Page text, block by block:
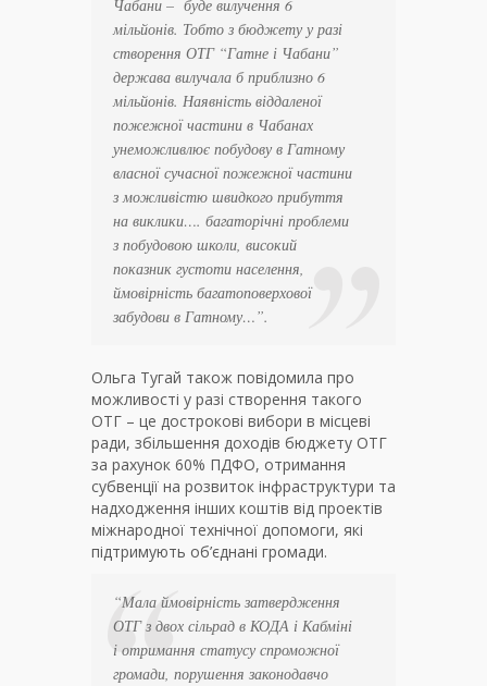
Чабани – буде вилучення 6
мільйонів. Тобто з бюджету у разі
створення ОТГ “Гатне і Чабани”
держава вилучала б приблизно 6
мільйонів. Наявність віддаленої
пожежної частини в Чабанах
унеможливлює побудову в Гатному
власної сучасної пожежної частини
з можливістю швидкого прибуття
на виклики…. багаторічні проблеми
з побудовою школи, високий
показник густоти населення,
ймовірність багатоповерхової
забудови в Гатному…”.
Ольга Тугай також повідомила про
можливості у разі створення такого
ОТГ – це дострокові вибори в місцеві
ради, збільшення доходів бюджету ОТГ
за рахунок 60% ПДФО, отримання
субвенції на розвиток інфраструктури та
надходження інших коштів від проектів
міжнародної технічної допомоги, які
підтримують об’єднані громади.
“Мала ймовірність затвердження
ОТГ з двох сільрад в КОДА і Кабміні
і отримання статусу спроможної
громади, порушення законодавчо